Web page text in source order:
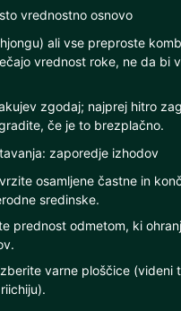
vrednostno osnovo
ali vse preproste
vrednost roke, ne da bi
zgodaj; najprej hitro
če je to brezplačno.
zaporedje izhodov
osamljene častne in
sredinske.
prednost odmetom, ki
varne ploščice (videni